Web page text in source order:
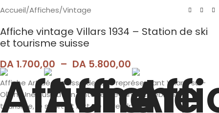
Accueil/Affiches/Vintage
Affiche vintage Villars 1934 – Station de ski
et tourisme suisse
DA 1.700,00 – DA 5.800,00
Affiche Art déco suisse de 1934 représentant Villars-sur-
Ollon. Une illustration vintage élégante célébrant le
tourisme, le sport et l’art de vivre alpin.